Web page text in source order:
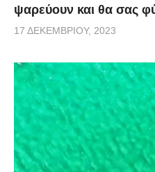
ψαρεύουν και θα σας
17 ΔΕΚΕΜΒΡΊΟΥ, 2023